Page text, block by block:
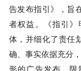
告发布指引》，旨
者权益。《指引
体，并细化了责任
确、事实依据充分
形的广告发布，限